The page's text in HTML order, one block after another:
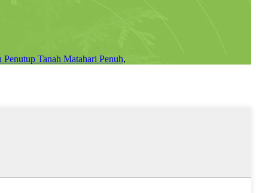
Penutup Tanah Matahari Penuh,